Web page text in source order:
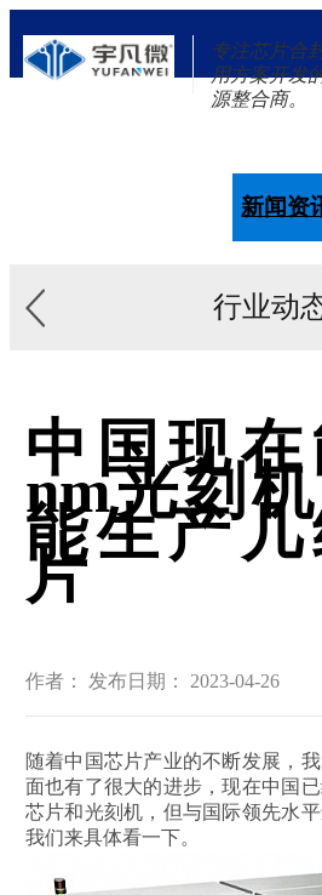
专注芯片合
用方案开发
源整合商。
新闻资
行业动
中国现
nm光刻
能生产
片
作者： 发布日期： 2023-04-26
随着中国芯片产业的不断发展，
面也有了很大的进步，现在中国
芯片和光刻机，但与国际领先水
我们来具体看一下。